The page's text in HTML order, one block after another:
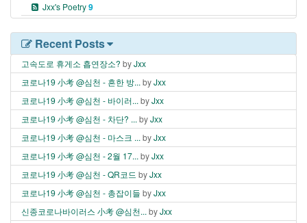
Jxx's Poetry9
Recent Posts
고속도로 휴게소 흡연장소? byJxx
코로나19 小考 @심천 - 흔한 방... byJxx
코로나19 小考 @심천 - 바이러... byJxx
코로나19 小考 @심천 - 차단? ... byJxx
코로나19 小考 @심천 - 마스크 ... byJxx
코로나19 小考 @심천 - 2월 17... byJxx
코로나19 小考 @심천 - QR코드 byJxx
코로나19 小考 @심천 - 총잡이들 byJxx
신종코로나바이러스 小考 @심천... byJxx